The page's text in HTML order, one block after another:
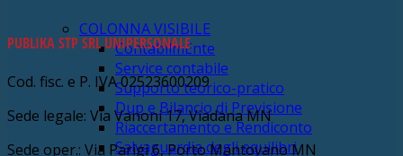
COLONNA VISIBILE
ContabilmEnte
Service contabile
Supporto teorico-pratico
Dup e Bilancio di Previsione
Riaccertamento e Rendiconto
Salvaguardia degli equilibri
PUBLIKA STP SRL UNIPERSONALE
Cod. fisc. e P. IVA 02523600209
Sede legale: Via Vanoni 17, Viadana MN
Sede oper.: Via Parigi 6, Porto Mantovano MN